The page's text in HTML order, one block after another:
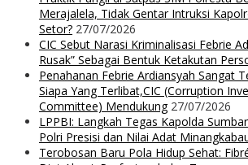
Merajalela, Tidak Gentar Intruksi
Setor? 27/07/2026
CIC Sebut Narasi Kriminalisasi Febrie
Rusak” Sebagai Bentuk Ketakutan
Penahanan Febrie Ardiansyah Sangat
Siapa Yang Terlibat,CIC (Corruption
Committee) Mendukung 27/07/2026
LPPBI: Langkah Tegas Kapolda
Polri Presisi dan Nilai Adat
Terobosan Baru Pola Hidup Sehat: